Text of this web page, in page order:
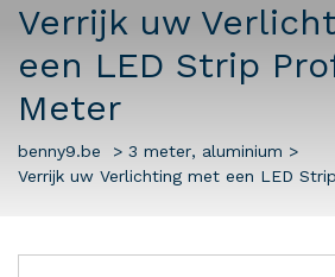
Verrijk uw
een LED Strip
Meter
benny9.be > 3 meter, aluminium >
Verrijk uw Verlichting met een LED